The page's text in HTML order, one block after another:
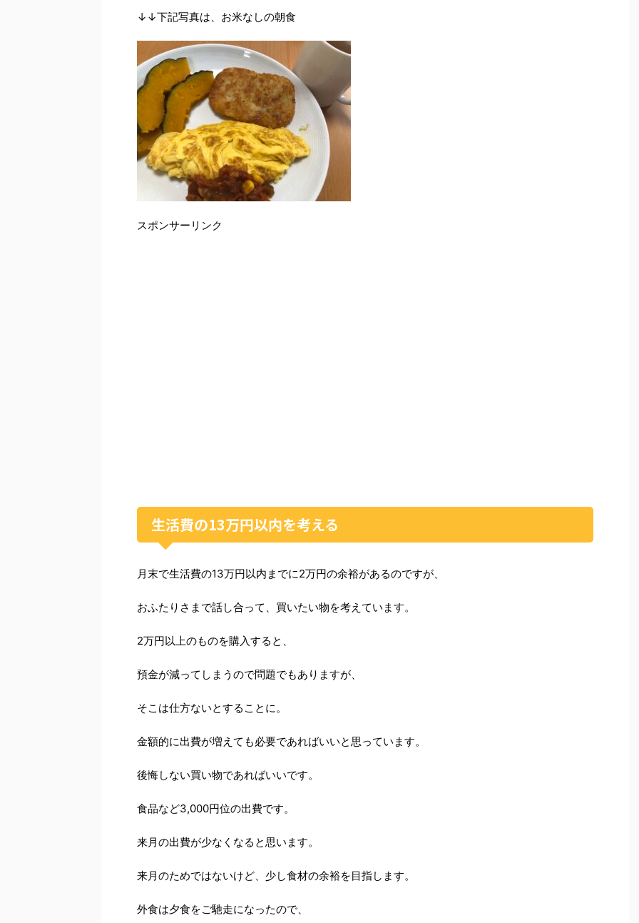
↓↓下記写真は、お米なしの朝食
スポンサーリンク
生活費の13万円以内を考える
月末で生活費の13万円以内までに2万円の余裕があるのですが、
おふたりさまで話し合って、買いたい物を考えています。
2万円以上のものを購入すると、
預金が減ってしまうので問題でもありますが、
そこは仕方ないとすることに。
金額的に出費が増えても必要であればいいと思っています。
後悔しない買い物であればいいです。
食品など3,000円位の出費です。
来月の出費が少なくなると思います。
来月のためではないけど、少し食材の余裕を目指します。
外食は夕食をご馳走になったので、